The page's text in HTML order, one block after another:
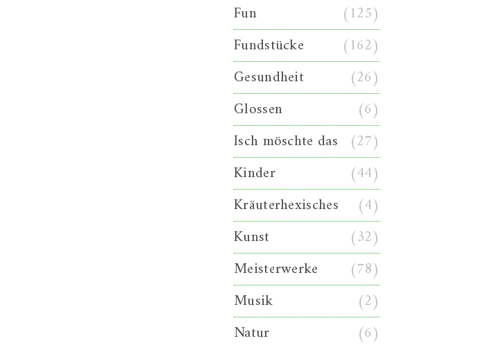
Fun
(125)
Fundstücke
(162)
Gesundheit
(26)
Glossen
(6)
Isch möschte das (27)
Kinder
(44)
Kräuterhexisches
(4)
Kunst
(32)
Meisterwerke
(78)
Musik
(2)
Natur
(6)